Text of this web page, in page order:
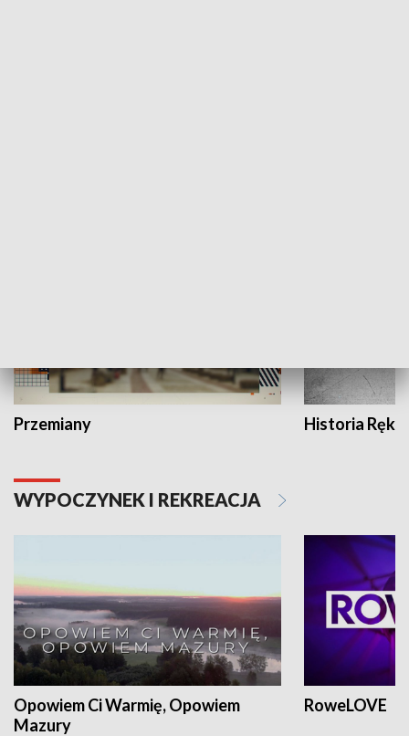
Przemiany Historia Ręką
WYPOCZYNEK I REKREACJA
Opowiem Ci Warmię, Opowiem
Mazury
RoweLOVE